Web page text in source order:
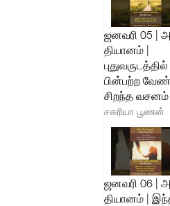
ஜனவரி 05 |
தியானம் |
பின்பற்ற
சிறந்த வசனம்
சகரியா பூணன்
ஜனவரி 06 |
தியானம் |